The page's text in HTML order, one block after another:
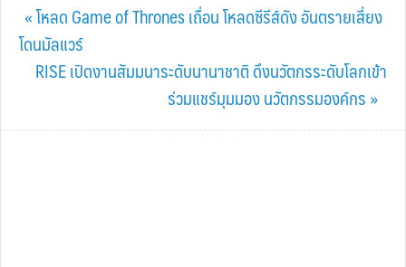
Previous
Post:
« โหลด Game of Thrones เถื่อน โหลดซีรีส์ดัง อันตรายเสี่ยง
โดนมัลแวร์
Next
RISE เปิดงานสัมมนาระดับนานาชาติ ดึงนวัตกรระดับโลกเข้า
ร่วมแชร์มุมมอง นวัตกรรมองค์กร »